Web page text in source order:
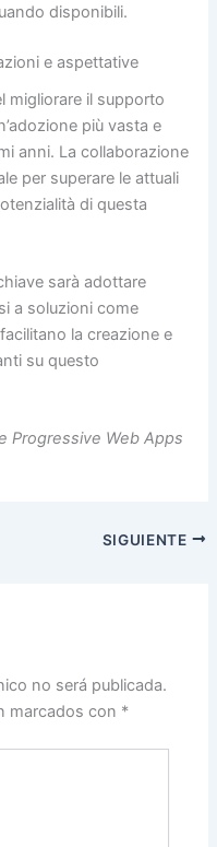
disponibili.
e aspettative
migliorare il supporto
più vasta e
anni. La collaborazione
per superare le attuali
di questa
sarà adottare
a soluzioni come
la creazione e
su questo
Progressive Web Apps
SIGUIENTE
no será publicada.
marcados con *